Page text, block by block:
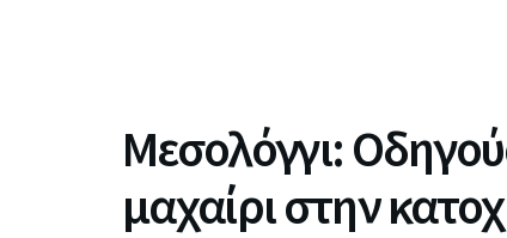
Μεσολόγγι:
μαχαίρι στην